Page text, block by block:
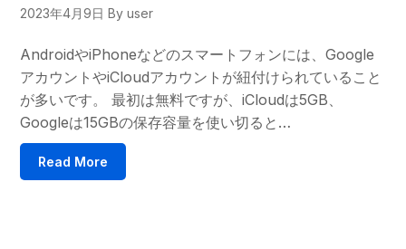
2023年4月9日 By user
AndroidやiPhoneなどのスマートフォンには、Google
アカウントやiCloudアカウントが紐付けられていること
が多いです。 最初は無料ですが、iCloudは5GB、
Googleは15GBの保存容量を使い切ると…
Read More